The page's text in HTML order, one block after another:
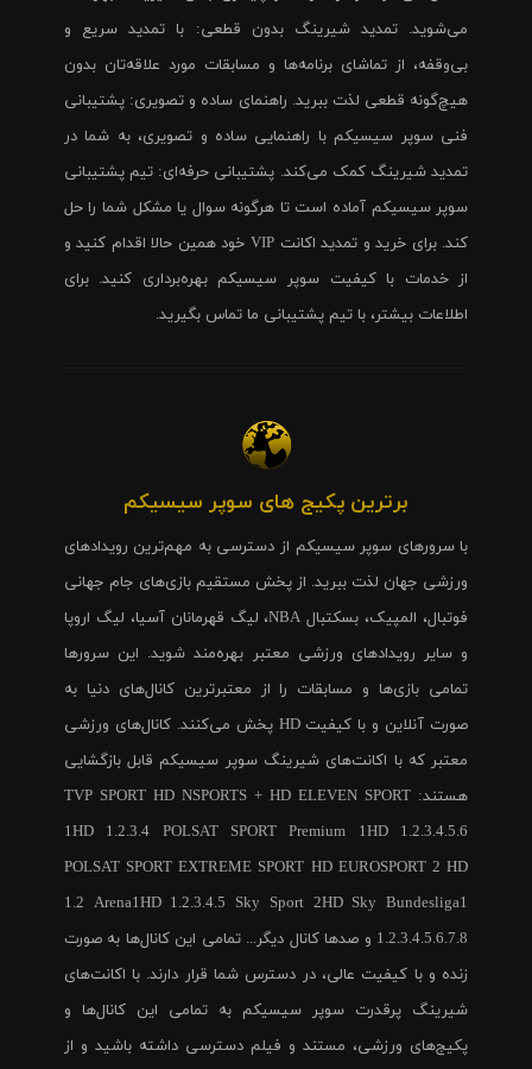
می‌شوید. تمدید شیرینگ بدون قطعی: با تمدید سریع و
بی‌وقفه، از تماشای برنامه‌ها و مسابقات مورد علاقه‌تان بدون
هیچ‌گونه قطعی لذت ببرید. راهنمای ساده و تصویری: پشتیبانی
فنی سوپر سیسیکم با راهنمایی ساده و تصویری، به شما در
تمدید شیرینگ کمک می‌کند. پشتیبانی حرفه‌ای: تیم پشتیبانی
سوپر سیسیکم آماده است تا هرگونه سوال یا مشکل شما را حل
کند. برای خرید و تمدید اکانت VIP خود همین حالا اقدام کنید و
از خدمات با کیفیت سوپر سیسیکم بهره‌برداری کنید. برای
اطلاعات بیشتر، با تیم پشتیبانی ما تماس بگیرید.
برترین پکیج های سوپر سیسیکم
با سرورهای سوپر سیسیکم از دسترسی به مهم‌ترین رویدادهای
ورزشی جهان لذت ببرید. از پخش مستقیم بازی‌های جام جهانی
فوتبال، المپیک، بسکتبال NBA، لیگ قهرمانان آسیا، لیگ اروپا
و سایر رویدادهای ورزشی معتبر بهره‌مند شوید. این سرورها
تمامی بازی‌ها و مسابقات را از معتبرترین کانال‌های دنیا به
صورت آنلاین و با کیفیت HD پخش می‌کنند. کانال‌های ورزشی
معتبر که با اکانت‌های شیرینگ سوپر سیسیکم قابل بازگشایی
هستند: TVP SPORT HD NSPORTS + HD ELEVEN SPORT
1HD 1.2.3.4 POLSAT SPORT Premium 1HD 1.2.3.4.5.6
POLSAT SPORT EXTREME SPORT HD EUROSPORT 2 HD
1.2 Arena1HD 1.2.3.4.5 Sky Sport 2HD Sky Bundesliga1
1.2.3.4.5.6.7.8 و صدها کانال دیگر... تمامی این کانال‌ها به صورت
زنده و با کیفیت عالی، در دسترس شما قرار دارند. با اکانت‌های
شیرینگ پرقدرت سوپر سیسیکم به تمامی این کانال‌ها و
پکیج‌های ورزشی، مستند و فیلم دسترسی داشته باشید و از